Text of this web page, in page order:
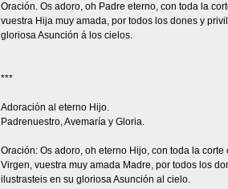
Oración. Os adoro, oh Padre eterno, con toda la
vuestra Hija muy amada, por todos los dones y
gloriosa Asunción á los cielos.
***
Adoración al eterno Hijo.
Padrenuestro, Avemaría y Gloria.
Oración: Os adoro, oh eterno Hijo, con toda la
Virgen, vuestra muy amada Madre, por todos los
ilustrasteis en su gloriosa Asunción al cielo.